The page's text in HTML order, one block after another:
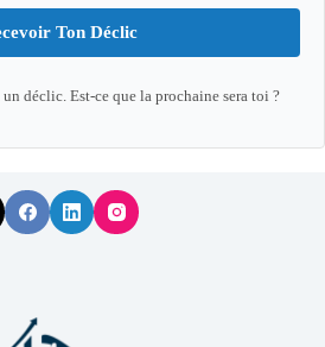
Ton Déclic
déclic. Est-ce que la prochaine sera toi ?